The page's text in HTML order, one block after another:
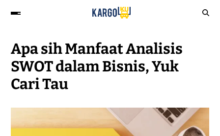
Apa sih Manfaat Analisis
SWOT dalam Bisnis, Yuk
Cari Tau